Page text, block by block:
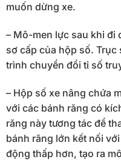
muốn dừng xe.
– Mô-men lực sau khi đi
sơ cấp của hộp số. Trục
trình chuyển đổi tỉ số
– Hộp số xe nâng chứa
với các bánh răng có
răng này tương tác để
bánh răng lớn kết nối
động thấp hơn, tạo ra